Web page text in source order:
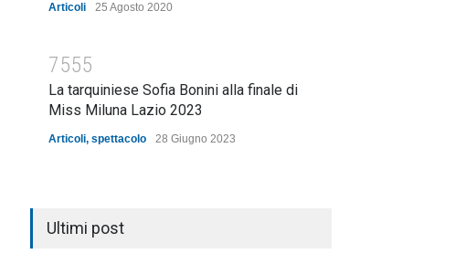
Articoli 25 Agosto 2020
7555
La tarquiniese Sofia Bonini alla finale di
Miss Miluna Lazio 2023
Articoli, spettacolo 28 Giugno 2023
Ultimi post